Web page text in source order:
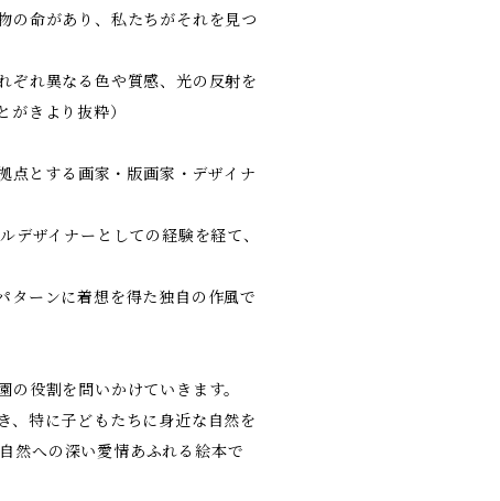
の命があり、私たちがそれを見つ
ぞれ異なる色や質感、光の反射を
きより抜粋）
とする画家・版画家・デザイナ
デザイナーとしての経験を経て、
ターンに着想を得た独自の作風で
役割を問いかけていきます。
、特に子どもたちに身近な自然を
然への深い愛情あふれる絵本で